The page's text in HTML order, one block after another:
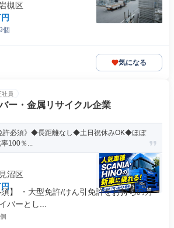
槻区
個
気になる
社員
ー・金属リサイクル企業
許必須》◆長距離なし◆土日祝休みOK◆ほぼ
100％...
沼区
】 ・大型免許/けん引免許をお持ちの方
バーとし...